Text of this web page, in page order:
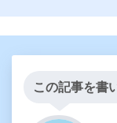
この記事を書